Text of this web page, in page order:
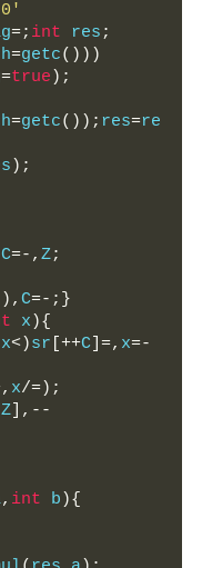
=; int res ;
=getc()))
=true );
=getc()); res=re
);
C=-, Z;
), C=-;}
x ){
x<)sr [++C ]=, x=-
x/=);
Z ],--
, int b ){